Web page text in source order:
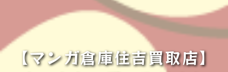
【マンガ倉庫住吉買取店】